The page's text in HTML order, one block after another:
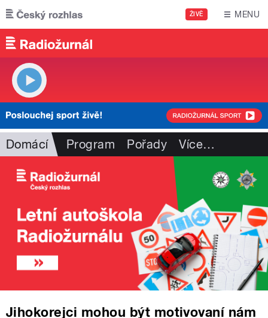
Přejít k hlavnímu obsahu
ŽIVĚ MENU
Domácí Program Pořady Více…
Jihokorejci mohou být motivovaní nám